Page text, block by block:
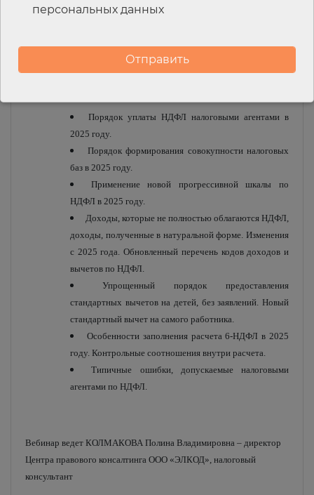
Новый подход ФНС к порядку исчисления НДС с
счетов-фактур от контрагентов, применяющих УСН.
Порядок уплаты НДФЛ налоговыми агентами в
2025 году.
Порядок формирования совокупности налоговых
баз в 2025 году.
Применение новой прогрессивной шкалы по
НДФЛ в 2025 году.
Доходы, которые не полностью облагаются НДФЛ,
доходы, полученные в натуральной форме. Изменения
с 2025 года. Обновленный перечень кодов доходов и
вычетов по НДФЛ.
Упрощенный порядок предоставления
стандартных вычетов на детей, без заявлений. Новый
стандартный вычет на самого работника.
Особенности заполнения расчета 6-НДФЛ в 2025
году. Контрольные соотношения внутри расчета.
Типичные ошибки, допускаемые налоговыми
агентами по НДФЛ.
Вебинар ведет КОЛМАКОВА Полина Владимировна – директор
Центра правового консалтинга ООО «ЭЛКОД», налоговый
консультант
персональных данных